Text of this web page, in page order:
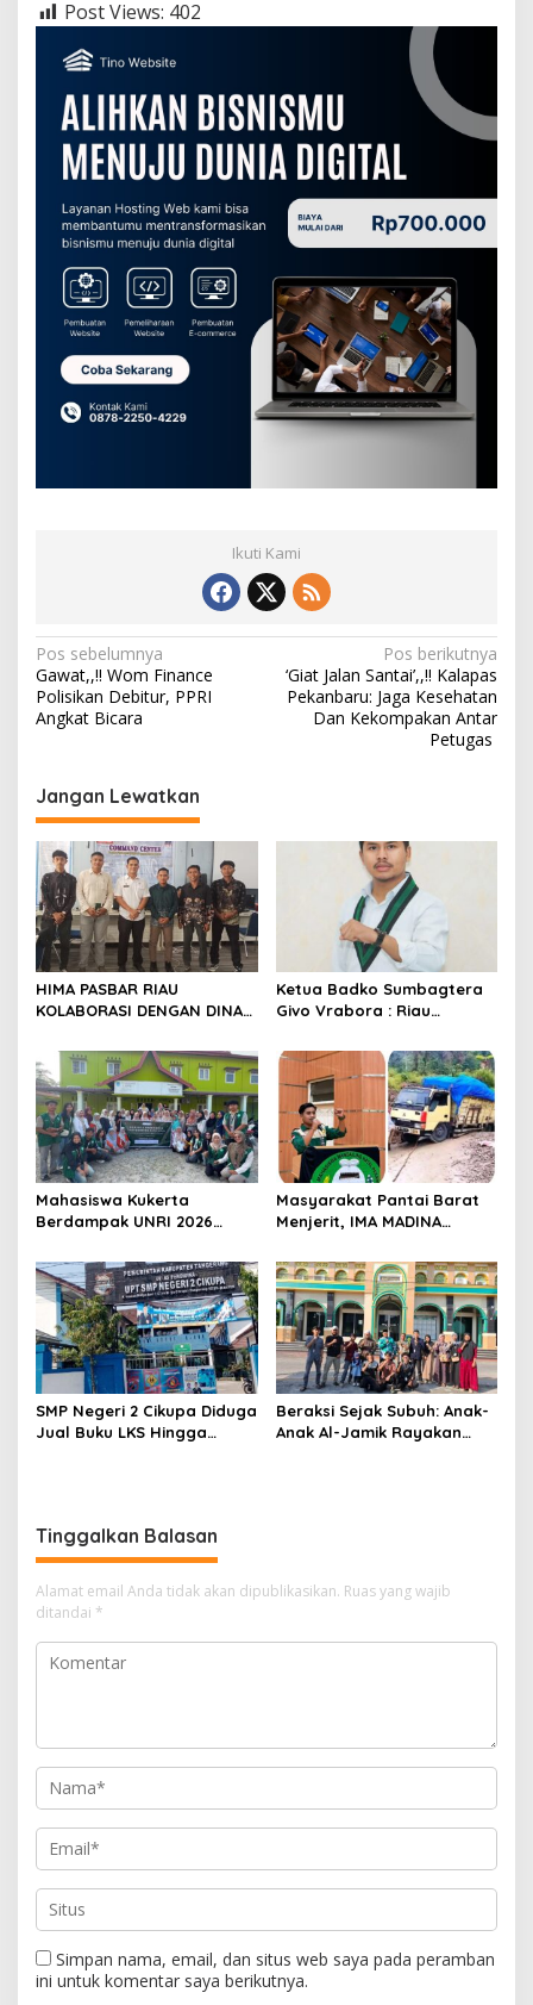
Post Views: 402
Ikuti Kami
N
a
v
g
a
s
i
p
o
s
Pos sebelumnya
Gawat,,!! Wom Finance
Polisikan Debitur, PPRI
Angkat Bicara
Pos berikutnya
‘Giat Jalan Santai’,,!! Kalapas
Pekanbaru: Jaga Kesehatan
Dan Kekompakan Antar
Petugas
Jangan Lewatkan
HIMA PASBAR RIAU
KOLABORASI DENGAN DINAS
DAN NAGARI: SIAP
MENGAWAL DAN MENGAWASI
PILWANA BADUNSANAK
KABUPATEN PASAMAN BARAT
2026
Ketua Badko Sumbagtera
Givo Vrabora : Riau
Standar Tinggi Dalam Tata
Kelola BUMD yang Bersih
dan Akuntabel
Mahasiswa Kukerta
Berdampak UNRI 2026
Lilin Aromaterapi dari
Minyak Jelantah Bersama
Ibu-Ibu PPK di Desa Pekan
Tua, Kempas.
Masyarakat Pantai Barat
Menjerit, IMA MADINA
Perbaikan Total Jalan
Lintas Batang Natal- Natal
SMP Negeri 2 Cikupa Diduga
Jual Buku LKS Hingga
Beraksi Sejak Subuh: Anak-
Anak Al-Jamik Rayakan
Tinggalkan Balasan
Alamat email Anda tidak akan dipublikasikan. Ruas yang wajib
ditandai *
Simpan nama, email, dan situs web saya pada peramban
ini untuk komentar saya berikutnya.